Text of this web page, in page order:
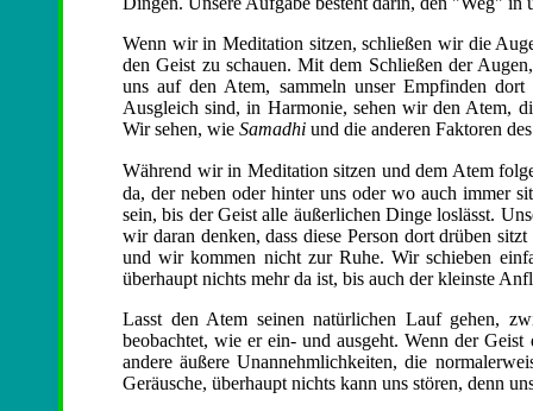
Wenn wir in Meditation sitzen, schließen wir die
den Geist zu schauen. Mit dem Schließen der
uns auf den Atem, sammeln unser Empfinden
Ausgleich sind, in Harmonie, sehen wir den Atem,
Wir sehen, wie Samadhi und die anderen Faktoren
Während wir in Meditation sitzen und dem Atem
da, der neben oder hinter uns oder wo auch immer
sein, bis der Geist alle äußerlichen Dinge loslässt.
wir daran denken, dass diese Person dort drüben
und wir kommen nicht zur Ruhe. Wir schieben
überhaupt nichts mehr da ist, bis auch der kleinste
Lasst den Atem seinen natürlichen Lauf gehen,
beobachtet, wie er ein- und ausgeht. Wenn der
andere äußere Unannehmlichkeiten, die
Geräusche, überhaupt nichts kann uns stören, denn